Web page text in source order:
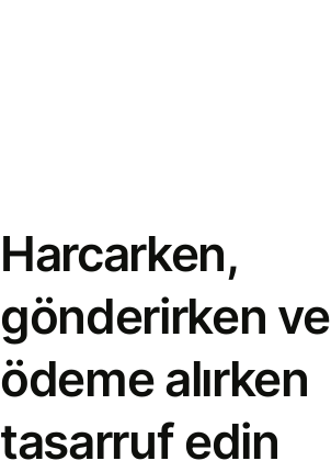
Harcarken,
gönderirken ve
ödeme alırken
tasarruf edin